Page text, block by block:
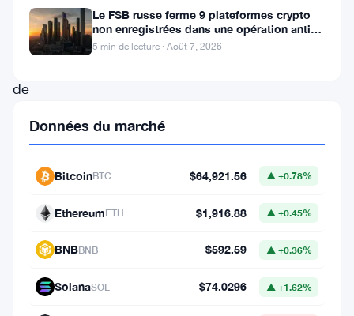
célèbre
de
s’est
récemment
centre
Le FSB russe ferme 9 plateformes crypto
non enregistrées dans une opération anti-
fraude à Moscou
5 min de lecture · Août 7, 2026
Données du marché
BitcoinBTC $64,921.56 ▲ +0.78%
EthereumETH $1,916.88 ▲ +0.45%
BNBBNB $592.59 ▲ +0.36%
SolanaSOL $74.0296 ▲ +1.62%